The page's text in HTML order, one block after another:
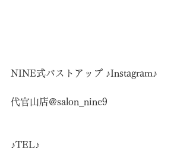
NINE式バストアップ ♪Instagram♪
代官山店@salon_nine9
♪TEL♪